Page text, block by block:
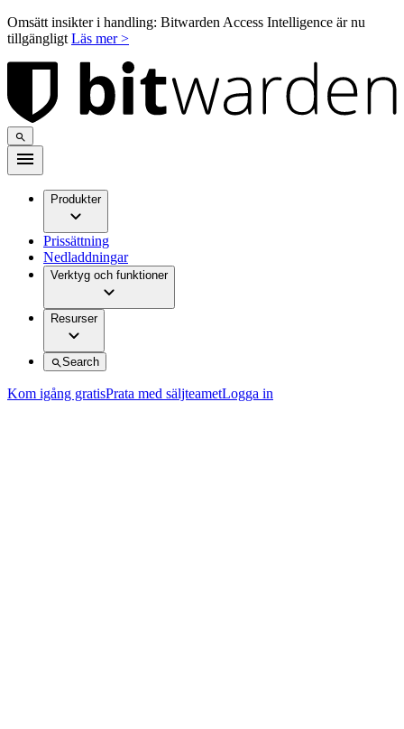
Omsätt insikter i handling: Bitwarden Access Intelligence är nu
tillgängligt Läs mer >
Produkter
Prissättning
Nedladdningar
Verktyg och funktioner
Resurser
Search
Kom igång gratisPrata med säljteametLogga in